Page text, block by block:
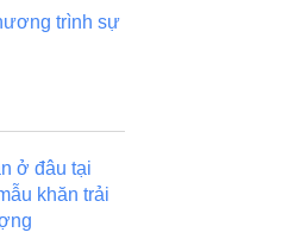
trình sự
ở đâu tại
khăn trải